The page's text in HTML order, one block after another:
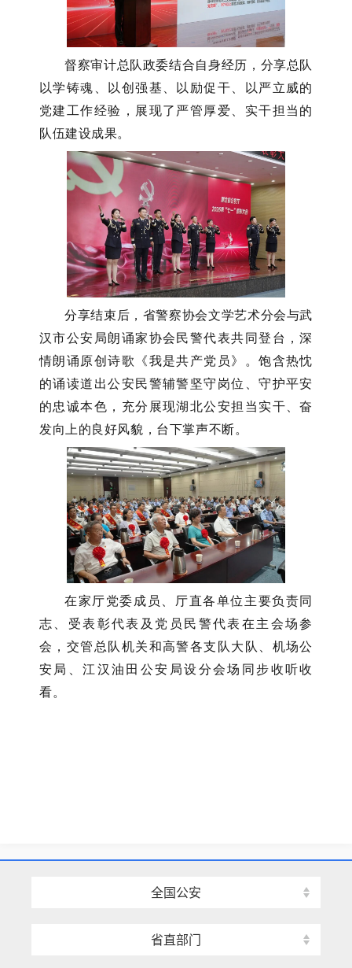
督察审计总队政委结合自身经历，分享总队
以学铸魂、以创强基、以励促干、以严立威的
党建工作经验，展现了严管厚爱、实干担当的
队伍建设成果。
分享结束后，省警察协会文学艺术分会与武
汉市公安局朗诵家协会民警代表共同登台，深
情朗诵原创诗歌《我是共产党员》。饱含热忱
的诵读道出公安民警辅警坚守岗位、守护平安
的忠诚本色，充分展现湖北公安担当实干、奋
发向上的良好风貌，台下掌声不断。
在家厅党委成员、厅直各单位主要负责同
志、受表彰代表及党员民警代表在主会场参
会，交管总队机关和高警各支队大队、机场公
安局、江汉油田公安局设分会场同步收听收
看。
全国公安
省直部门